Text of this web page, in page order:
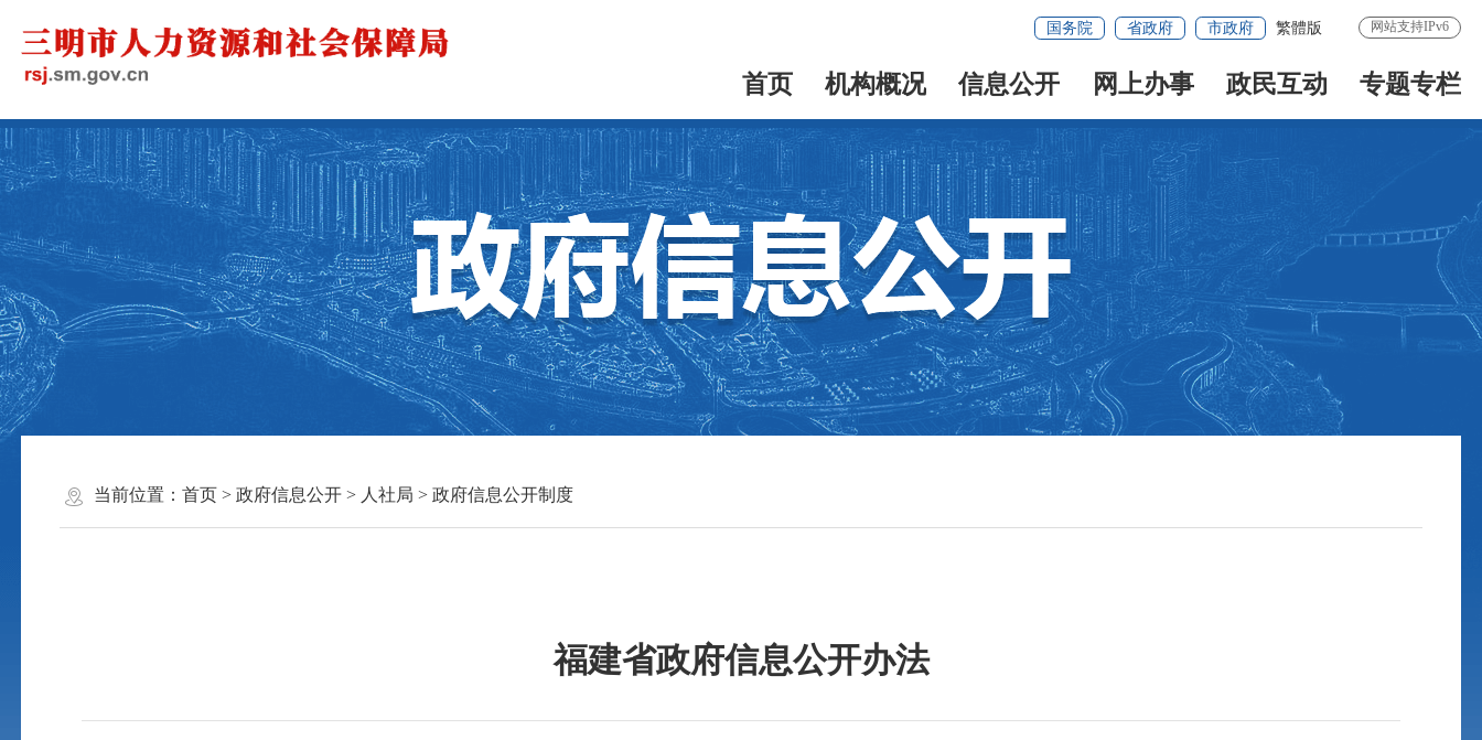
国务院 省政府 市政府 繁體版 网站支持IPv6
首页 机构概况 信息公开 网上办事 政民互动 专题专栏
当前位置： 首页> 政府信息公开> 人社局 > 政府信息公开制度
福建省政府信息公开办法